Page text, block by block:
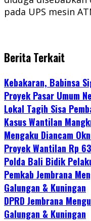
pada UPS mesin
Berita Terkait
Kebakaran, Babinsa
Proyek Pasar Umum
Lokal Tagih Sisa
Kasus Wantilan
Mengaku Diancam
Proyek Wantilan Rp
Polda Bali Bidik
Pemkab Jembrana
Galungan & Kuningan
DPRD Jembrana
Galungan & Kuningan